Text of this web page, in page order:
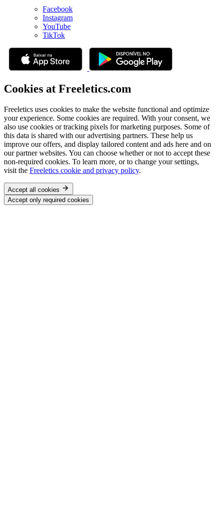
Facebook
Instagram
YouTube
TikTok
Cookies at Freeletics.com
Freeletics uses cookies to make the website functional and optimize
your experience. Some cookies are required. With your consent, we
also use cookies or tracking pixels for marketing purposes. Some of
this data is shared with our advertising partners. These help us
improve our offers, and display tailored content and ads here and on
our partner websites. You can choose whether or not to accept these
non-required cookies. To learn more, or to change your settings,
visit the Freeletics cookie and privacy policy.
Accept all cookies
Accept only required cookies